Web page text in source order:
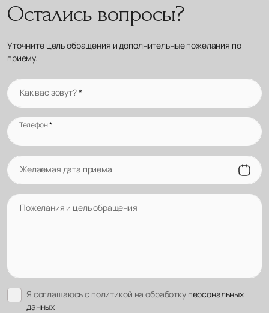
Остались вопросы?
Уточните цель обращения и дополнительные пожелания по
приему.
Как вас зовут?*
Телефон*
Желаемая дата приема
Пожелания и цель обращения
Я соглашаюсь с политикой на обработку персональных
данных